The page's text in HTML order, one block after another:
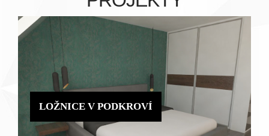
LOŽNICE V PODKROVÍ